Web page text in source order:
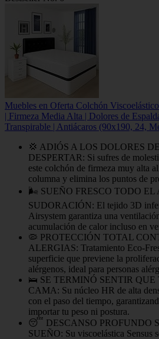
Muebles en Oferta Colchón
| Firmeza Media Alta | Dolores de
Transpirable | Antiácaros (90x190, 24,
💢 ADIÓS A LOS DOLORES
DESPERTAR: Si sufres de
este colchón de firmeza muy alta
columna y elimina los puntos de
🌬 SUEÑO FRESCO TODO EL
SUDORACIÓN: El tejido 3D
Airsystem garantiza una
acumulación de calor incluso en
🦠 PROTECCIÓN TOTAL
ALERGIAS: Tratamiento Eco-
superficie que previene la
alérgenos, ideal para personas
🛌 SE TERMINÓ SENTIR
CAMA: Su núcleo HR de alta
con el paso del tiempo,
importar tu peso ni postura.
😴 DESCANSO PROFUNDO
SUEÑO: Su viscoelástica Sensus